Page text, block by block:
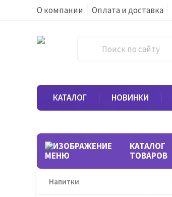
О компании Оплата и доставка
КАТАЛОГ НОВИНКИ
КАТАЛОГ
ТОВАРОВ
Напитки